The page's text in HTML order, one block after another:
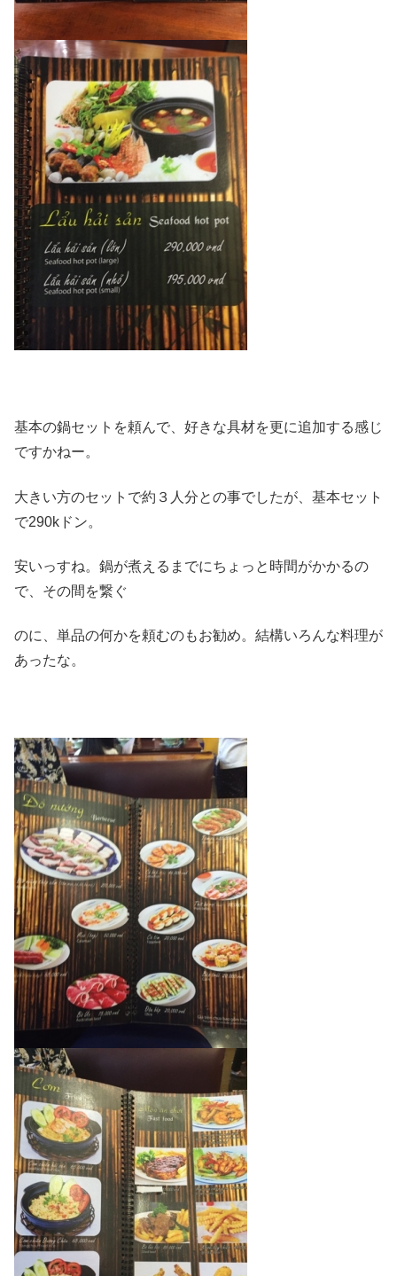
基本の鍋セットを頼んで、好きな具材を更に追加する感じ
ですかねー。
大きい方のセットで約３人分との事でしたが、基本セット
で290kドン。
安いっすね。鍋が煮えるまでにちょっと時間がかかるの
で、その間を繋ぐ
のに、単品の何かを頼むのもお勧め。結構いろんな料理が
あったな。